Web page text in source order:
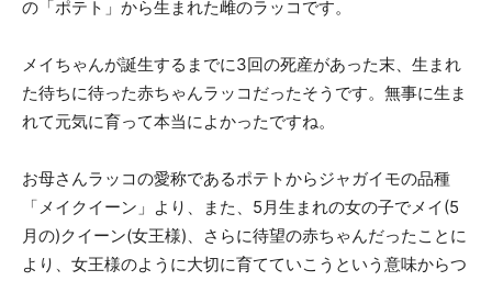
の「ポテト」から生まれた雌のラッコです。
メイちゃんが誕生するまでに3回の死産があった末、生まれ
た待ちに待った赤ちゃんラッコだったそうです。無事に生ま
れて元気に育って本当によかったですね。
お母さんラッコの愛称であるポテトからジャガイモの品種
「メイクイーン」より、また、5月生まれの女の子でメイ(5
月の)クイーン(女王様)、さらに待望の赤ちゃんだったことに
より、女王様のように大切に育てていこうという意味からつ